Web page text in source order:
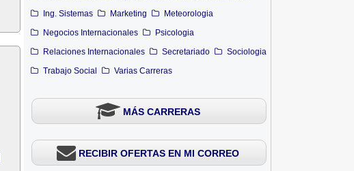
Ing. Sistemas
Marketing
Meteorologia
Negocios Internacionales
Psicologia
Relaciones Internacionales
Secretariado
Sociologia
Trabajo Social
Varias Carreras
MÁS CARRERAS
RECIBIR OFERTAS EN MI CORREO